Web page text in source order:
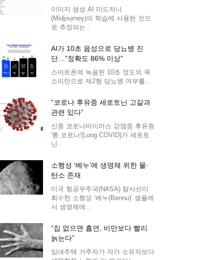
이미지 생성 AI 미드저니
(Midjourney)의 학습에 사용된 것으
로 추정되는..
AI가 10초 음성으로 당뇨병 진
단…”정확도 86% 이상”
스마트폰에 녹음된 10초 정도의 목
소리만으로 제2형 당뇨병 여부를..
“코로나 후유증 세로토닌 고갈과
관련 있다”
신종 코로나바이러스 감염증 후유증
'롱 코로나'(Long COVID)가 세로토
닌..
소행성 ‘베누’에 생명체 위한 물·
탄소 존재
미국 항공우주국(NASA) 탐사선이
회수한 소행성 ‘베누(Bennu)’ 샘플에
서 생명체에..
“집 없으면 흡연, 비만보다 빨리
늙는다”
임대주택 거주자가 자가 소유자보다